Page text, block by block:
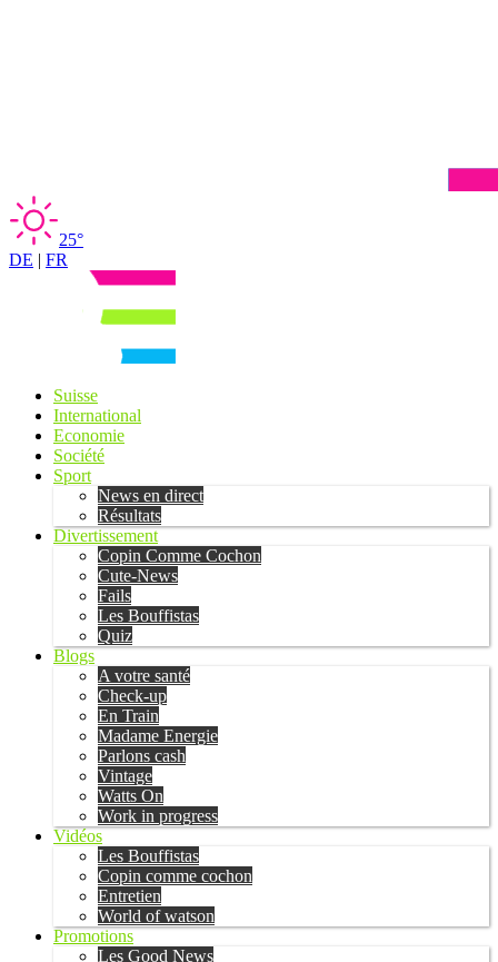
25°
DE | FR
Suisse
International
Economie
Société
Sport
News en direct
Résultats
Divertissement
Copin Comme Cochon
Cute-News
Fails
Les Bouffistas
Quiz
Blogs
A votre santé
Check-up
En Train
Madame Energie
Parlons cash
Vintage
Watts On
Work in progress
Vidéos
Les Bouffistas
Copin comme cochon
Entretien
World of watson
Promotions
Les Good News